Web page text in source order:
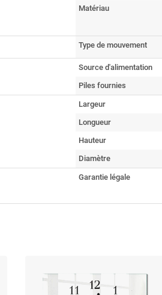
Matériau
Type de mouvement
Source d'alimentation
Piles fournies
Largeur
Longueur
Hauteur
Diamètre
Garantie légale